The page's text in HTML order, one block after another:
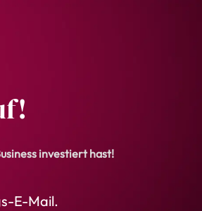
investiert hast!
E-Mail.